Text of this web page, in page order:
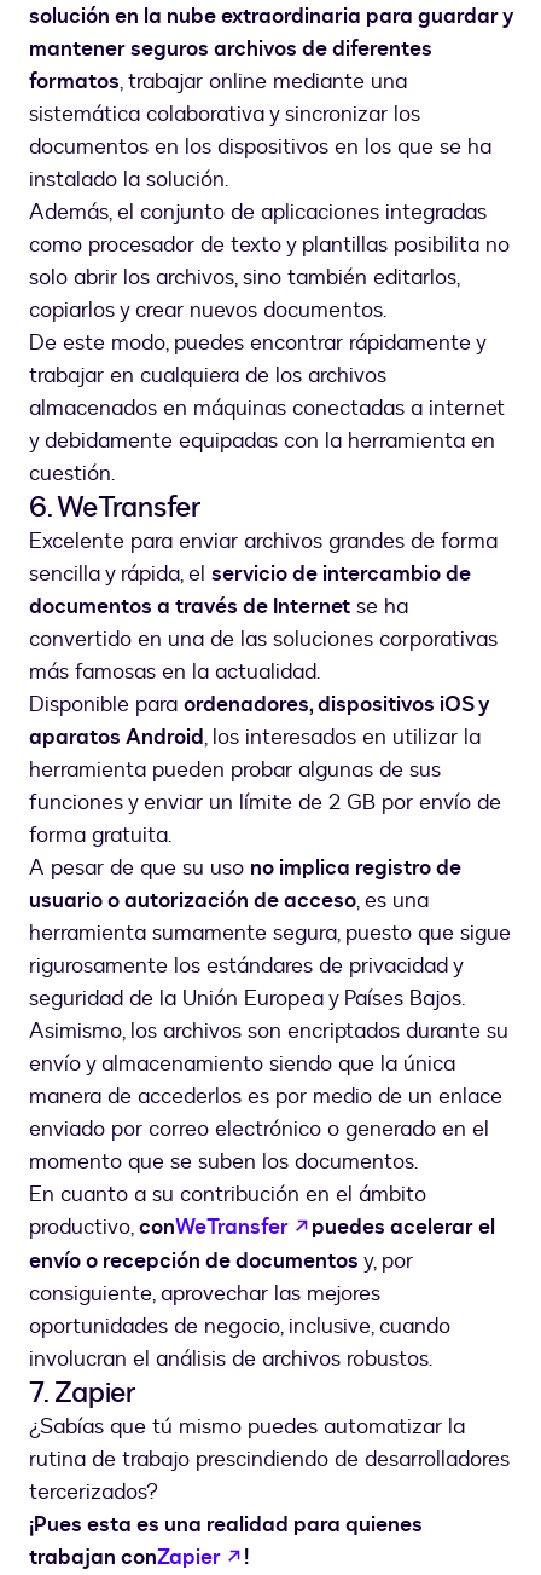
solución en la nube extraordinaria para guardar y
mantener seguros archivos de diferentes
formatos, trabajar online mediante una
sistemática colaborativa y sincronizar los
documentos en los dispositivos en los que se ha
instalado la solución.
Además, el conjunto de aplicaciones integradas
como procesador de texto y plantillas posibilita no
solo abrir los archivos, sino también editarlos,
copiarlos y crear nuevos documentos.
De este modo, puedes encontrar rápidamente y
trabajar en cualquiera de los archivos
almacenados en máquinas conectadas a internet
y debidamente equipadas con la herramienta en
cuestión.
6. WeTransfer
Excelente para enviar archivos grandes de forma
sencilla y rápida, el servicio de intercambio de
documentos a través de Internet se ha
convertido en una de las soluciones corporativas
más famosas en la actualidad.
Disponible para ordenadores, dispositivos iOS y
aparatos Android, los interesados en utilizar la
herramienta pueden probar algunas de sus
funciones y enviar un límite de 2 GB por envío de
forma gratuita.
A pesar de que su uso no implica registro de
usuario o autorización de acceso, es una
herramienta sumamente segura, puesto que sigue
rigurosamente los estándares de privacidad y
seguridad de la Unión Europea y Países Bajos.
Asimismo, los archivos son encriptados durante su
envío y almacenamiento siendo que la única
manera de accederlos es por medio de un enlace
enviado por correo electrónico o generado en el
momento que se suben los documentos.
En cuanto a su contribución en el ámbito
productivo,conWeTransfer abre em uma nova guia
puedes acelerar el
envío o recepción de documentos y, por
consiguiente, aprovechar las mejores
oportunidades de negocio, inclusive, cuando
involucran el análisis de archivos robustos.
7. Zapier
¿Sabías que tú mismo puedes automatizar la
rutina de trabajo prescindiendo de desarrolladores
tercerizados?
¡Pues esta es una realidad para quienes
trabajan conZapier abre em uma nova guia
!